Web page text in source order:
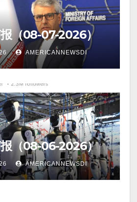
（08-07-2026）
AMERICANNEWSDI
报（08-06-2026）
AMERICANNEWSDI